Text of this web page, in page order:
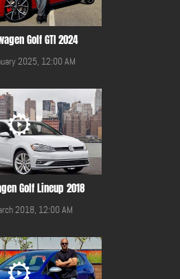
Golf GTI 2024
2025, 12:00 AM
Golf Lineup 2018
2018, 12:00 AM